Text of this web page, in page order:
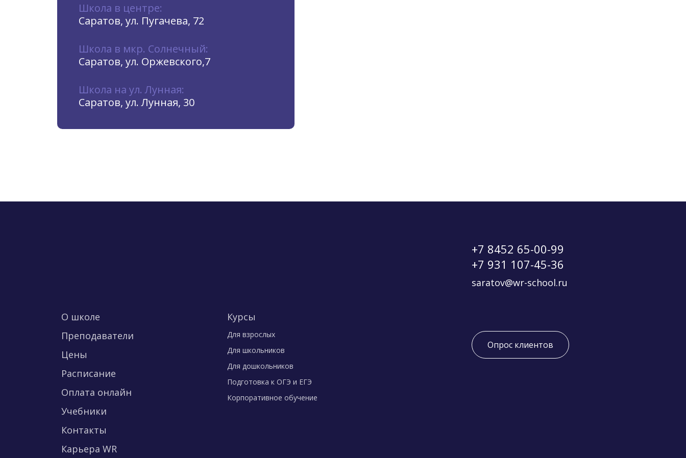
Школа в центре:
Саратов, ул. Пугачева, 72
Школа в мкр. Солнечный:
Саратов, ул. Оржевского,7
Школа на ул. Лунная:
Саратов, ул. Лунная, 30
+7 8452 65-00-99
+7 931 107-45-36
saratov@wr-school.ru
О школе
Преподаватели
Цены
Расписание
Оплата онлайн
Учебники
Контакты
Карьера WR
Курсы
Для взрослых
Для школьников
Для дошкольников
Подготовка к ОГЭ и ЕГЭ
Корпоративное обучение
Опрос клиентов